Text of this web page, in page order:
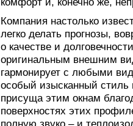
Компания настолько
легко делать прогнозы,
о качестве и
оригинальным внешним
гармонирует с любыми
особый изысканный стиль
присуща этим окнам
поверхностях этих
полную звуко – и